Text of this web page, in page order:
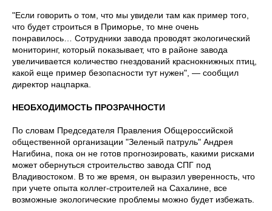
"Если говорить о том, что мы увидели там как пример того,
что будет строиться в Приморье, то мне очень
понравилось… Сотрудники завода проводят экологический
мониторинг, который показывает, что в районе завода
увеличивается количество гнездований краснокнижных птиц,
какой еще пример безопасности тут нужен", — сообщил
директор нацпарка.
НЕОБХОДИМОСТЬ ПРОЗРАЧНОСТИ
По словам Председателя Правления Общероссийской
общественной организации "Зеленый патруль" Андрея
Нагибина, пока он не готов прогнозировать, какими рисками
может обернуться строительство завода СПГ под
Владивостоком. В то же время, он выразил уверенность, что
при учете опыта коллег-строителей на Сахалине, все
возможные экологические проблемы можно будет избежать.